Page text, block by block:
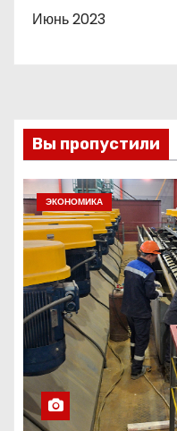
Июнь 2023
Вы пропустили
ЭКОНОМИКА